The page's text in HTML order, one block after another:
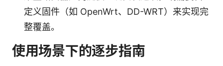
定义固件（如 OpenWrt、DD-WRT）来实现完
整覆盖。
使用场景下的逐步指南